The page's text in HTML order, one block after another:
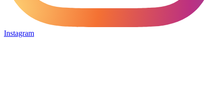
Instagram